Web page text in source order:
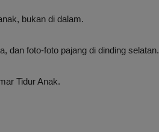
bukan di dalam.
dan foto-foto pajang di dinding selatan.
Tidur Anak.